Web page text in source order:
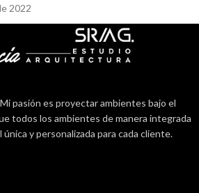
2022
pasión es proyectar ambientes bajo el
todos los ambientes de manera integrada
y personalizada para cada cliente.